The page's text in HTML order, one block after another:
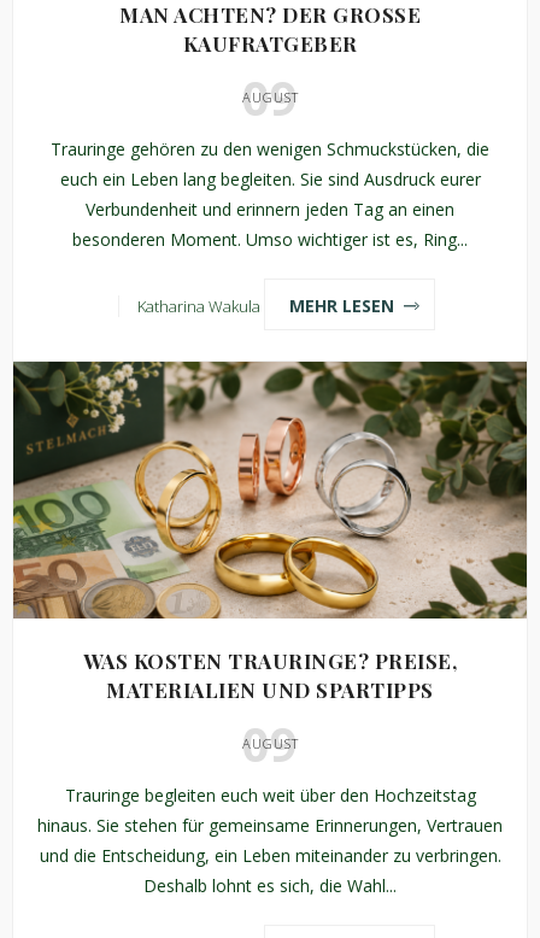
MAN ACHTEN? DER GROSSE K
AUFRATGEBER
09
AUGUST
Trauringe gehören zu den wenigen Schmuckstücken, die
euch ein Leben lang begleiten. Sie sind Ausdruck eurer
Verbundenheit und erinnern jeden Tag an einen
besonderen Moment. Umso wichtiger ist es, Ring...
Katharina Wakula MEHR LESEN
WAS KOSTEN TRAURINGE? PREISE,
MATERIALIEN UND SPARTIPPS
09
AUGUST
Trauringe begleiten euch weit über den Hochzeitstag
hinaus. Sie stehen für gemeinsame Erinnerungen, Vertrauen
und die Entscheidung, ein Leben miteinander zu verbringen.
Deshalb lohnt es sich, die Wahl...